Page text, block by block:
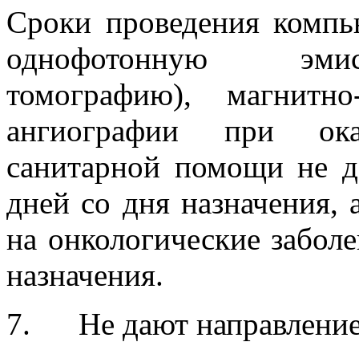
Сроки проведения
однофотонную
томографию),
ангиографии при
санитарной помощи не
дней со дня назначения,
на онкологические
назначения.
7. Не дают направление